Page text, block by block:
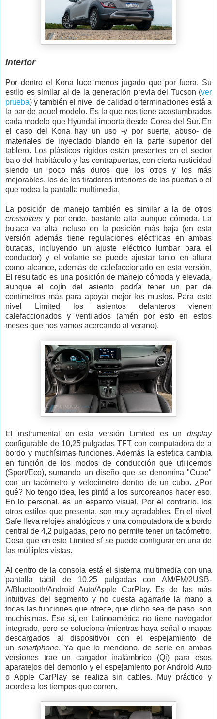
Interior
Por dentro el Kona luce menos jugado que por fuera. Su
estilo es similar al de la generación previa del Tucson (ver
prueba) y también el nivel de calidad o terminaciones está a
la par de aquel modelo. Es la que nos tiene acostumbrados
cada modelo que Hyundai importa desde Corea del Sur. En
el caso del Kona hay un uso -y por suerte, abuso- de
materiales de inyectado blando en la parte superior del
tablero. Los plásticos rígidos están presentes en el sector
bajo del habitáculo y las contrapuertas, con cierta rusticidad
siendo un poco más duros que los otros y los más
mejorables, los de los tiradores interiores de las puertas o el
que rodea la pantalla multimedia.
La posición de manejo también es similar a la de otros
crossovers y por ende, bastante alta aunque cómoda. La
butaca va alta incluso en la posición más baja (en esta
versión además tiene regulaciones eléctricas en ambas
butacas, incluyendo un ajuste eléctrico lumbar para el
conductor) y el volante se puede ajustar tanto en altura
como alcance, además de calefaccionarlo en esta versión.
El resultado es una posición de manejo cómoda y elevada,
aunque el cojín del asiento podría tener un par de
centímetros más para apoyar mejor los muslos. Para este
nivel Limited los asientos delanteros vienen
calefaccionados y ventilados (amén por esto en estos
meses que nos vamos acercando al verano).
El instrumental en esta versión Limited es un display
configurable de 10,25 pulgadas TFT con computadora de a
bordo y muchísimas funciones. Además la estetica cambia
en función de los modos de conducción que utilicemos
(Sport/Eco), sumando un diseño que se denomina "Cube"
con un tacómetro y velocímetro dentro de un cubo. ¿Por
qué? No tengo idea, les pintó a los surcoreanos hacer eso.
En lo personal, es un espanto visual. Por el contrario, los
otros estilos que presenta, son muy agradables. En el nivel
Safe lleva relojes analógicos y una computadora de a bordo
central de 4,2 pulgadas, pero no permite tener un tacómetro.
Cosa que en este Limited sí se puede configurar en una de
las múltiples vistas.
Al centro de la consola está el sistema multimedia con una
pantalla táctil de 10,25 pulgadas con AM/FM/2USB-
A/Bluetooth/Android Auto/Apple CarPlay. Es de las más
intuitivas del segmento y no cuesta agarrarle la mano a
todas las funciones que ofrece, que dicho sea de paso, son
muchísimas. Eso sí, en Latinoamérica no tiene navegador
integrado, pero se soluciona (mientras haya señal o mapas
descargados al dispositivo) con el espejamiento de
un smartphone. Ya que lo menciono, de serie en ambas
versiones trae un cargador inalámbrico (Qi) para esos
aparatejos del demonio y el espejamiento por Android Auto
o Apple CarPlay se realiza sin cables. Muy práctico y
acorde a los tiempos que corren.